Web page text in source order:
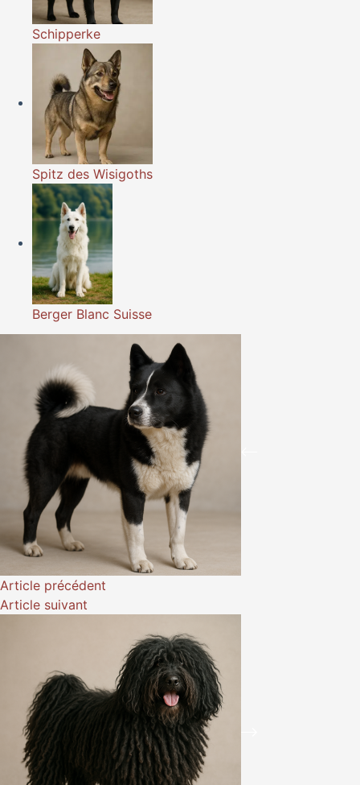
Schipperke
Spitz des Wisigoths
Berger Blanc Suisse
Article précédent
Article suivant